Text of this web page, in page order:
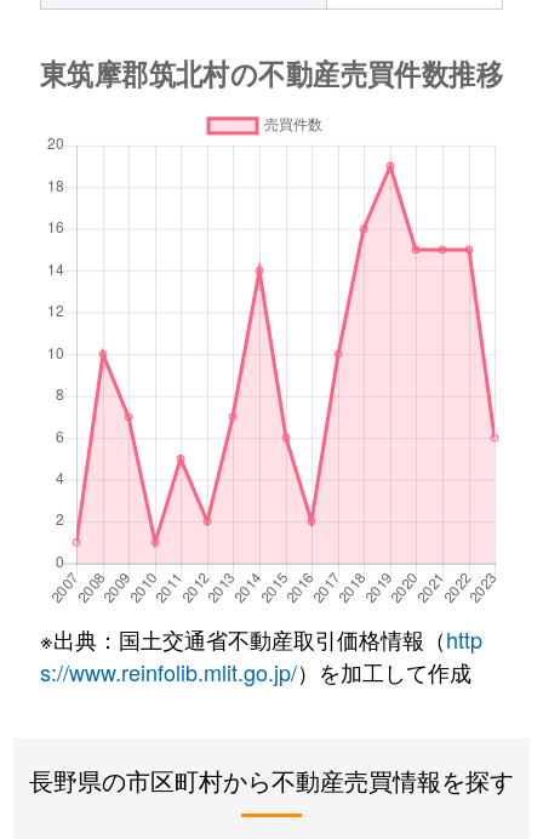
※出典：国土交通省不動産取引価格情報（http
s://www.reinfolib.mlit.go.jp/）を加工して作成
長野県の市区町村から不動産売買情報を探す